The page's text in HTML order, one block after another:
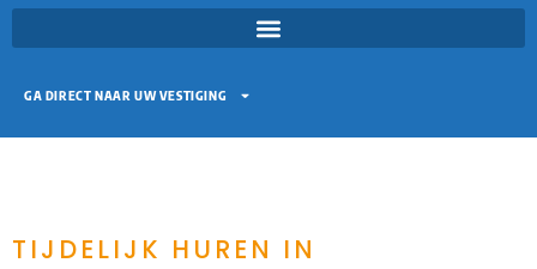
GA DIRECT NAAR UW VESTIGING
TIJDELIJK HUREN IN